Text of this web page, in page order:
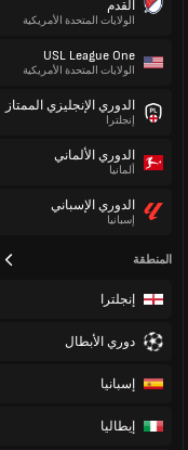
القدم
الولايات المتحدة الأمريكية
USL League One
الولايات المتحدة الأمريكية
الدوري الإنجليزي الممتاز
إنجلترا
الدوري الألماني
ألمانيا
الدوري الإسباني
إسبانيا
المنطقة
إنجلترا
دوري الأبطال
إسبانيا
إيطاليا